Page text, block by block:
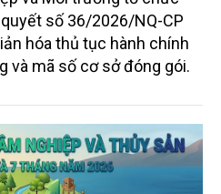
nghiệp minh bạch
và Môi trường tổ chức
số 36/2026/NQ-CP
hóa thủ tục hành chính
và mã số cơ sở đóng gói.